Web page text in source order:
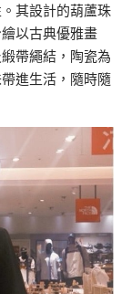
其設計的葫蘆珠
以古典優雅畫
帶繩結，陶瓷為
進生活，隨時隨